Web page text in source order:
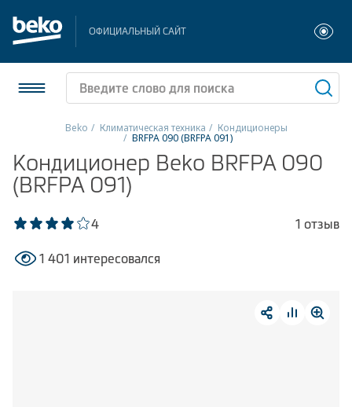
ОФИЦИАЛЬНЫЙ САЙТ
Холодильники и морозильники
Стиральные и сушильные машины
Посудомоечные машины
Плиты
Beko Климатическая техника Кондиционеры
BRFPA 090 (BRFPA 091)
Кондиционер Beko BRFPA 090
(BRFPA 091)
4 1 отзыв
1 401 интересовался